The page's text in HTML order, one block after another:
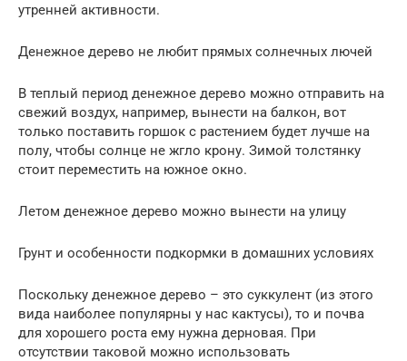
утренней активности.
Денежное дерево не любит прямых солнечных лючей
В теплый период денежное дерево можно отправить на
свежий воздух, например, вынести на балкон, вот
только поставить горшок с растением будет лучше на
полу, чтобы солнце не жгло крону. Зимой толстянку
стоит переместить на южное окно.
Летом денежное дерево можно вынести на улицу
Грунт и особенности подкормки в домашних условиях
Поскольку денежное дерево – это суккулент (из этого
вида наиболее популярны у нас кактусы), то и почва
для хорошего роста ему нужна дерновая. При
отсутствии таковой можно использовать